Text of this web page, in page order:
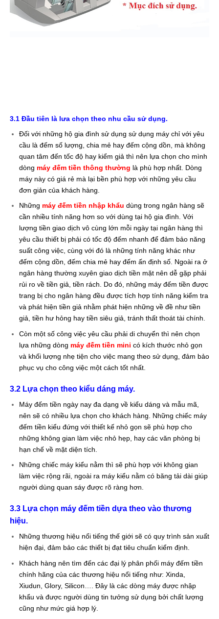
3.1 Đầu tiên là lưa chọn theo nhu cầu sử dụng.
Đối với những hộ gia đình sử dụng sử dụng máy chỉ với yêu
cầu là đếm số lượng, chia mẻ hay đếm cộng dồn, mà không
quan tâm đến tốc độ hay kiểm giả thì nên lựa chọn cho mình
dòng máy đếm tiền thông thường là phù hợp nhất. Dòng
máy này có giá rẻ mà lại bền phù hợp với những yêu cầu
đơn giản của khách hàng.
Những máy đếm tiền nhập khẩu dùng trong ngân hàng sẽ
cần nhiều tính năng hơn so với dùng tại hộ gia đình. Với
lượng tiền giao dịch vô cùng lớn mỗi ngày tại ngân hàng thì
yêu cầu thiết bị phải có tốc độ đếm nhanh để đảm bảo năng
suất công việc, cùng với đó là những tính năng khác như
đếm cộng dồn, đếm chia mẻ hay đếm ấn định số. Ngoài ra ở
ngân hàng thường xuyên giao dịch tiền mặt nên dễ gặp phải
rủi ro về tiền giả, tiền rách. Do đó, những máy đếm tiền được
trang bị cho ngân hàng đều được tích hợp tính năng kiểm tra
và phát hiện tiền giả nhằm phát hiện những về đề như tiền
giả, tiền hư hỏng hay tiền siêu giả, tránh thất thoát tài chính.
Còn một số công việc yêu cầu phải di chuyển thì nên chọn
lựa những dòng máy đếm tiền mini có kích thước nhỏ gọn
và khối lượng nhẹ tiện cho việc mang theo sử dụng, đảm bảo
phục vụ cho công việc một cách tốt nhất.
3.2 Lựa chọn theo kiểu dáng máy.
Máy đếm tiền ngày nay đa dạng về kiểu dáng và mẫu mã,
nên sẽ có nhiều lựa chọn cho khách hàng. Những chiếc máy
đếm tiền kiểu đứng với thiết kế nhỏ gọn sẽ phù hợp cho
những không gian làm việc nhỏ hẹp, hay các văn phòng bị
hạn chế về mặt diện tích.
Những chiếc máy kiểu nằm thì sẽ phù hợp với không gian
làm việc rộng rãi, ngoài ra máy kiểu nằm có băng tải dài giúp
người dùng quan sáy được rõ ràng hơn.
3.3 Lựa chọn máy đếm tiền dựa theo vào thương
hiệu.
Những thương hiệu nổi tiếng thế giới sẽ có quy trình sản xuất
hiện đại, đảm bảo các thiết bị đạt tiêu chuẩn kiểm định.
Khách hàng nên tìm đến các đại lý phân phối máy đếm tiền
chính hãng của các thương hiệu nổi tiếng như: Xinda,
Xiudun, Glory, Silicon…. Đây là các dòng máy được nhập
khẩu và được người dùng tin tưởng sử dụng bởi chất lượng
cũng như mức giá hợp lý.